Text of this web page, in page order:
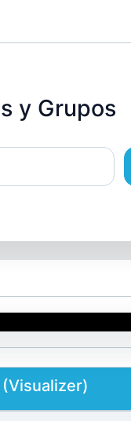
y Grupos
(Visualizer)